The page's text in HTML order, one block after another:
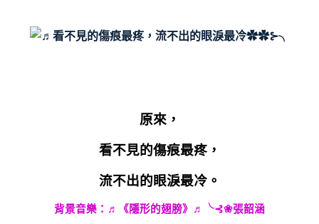
原來，
看不見的傷痕最疼，
流不出的眼淚最冷。
背景音樂： ♬ 《隱形的翅膀》 ♬ ╰⊰❀張韶涵